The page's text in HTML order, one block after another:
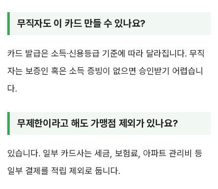
무직자도 이 카드 만들 수 있나요?
카드 발급은 소득·신용등급 기준에 따라 달라집니다. 무직
자는 보증인 혹은 소득 증빙이 없으면 승인받기 어렵습니
다.
무제한이라고 해도 가맹점 제외가 있나요?
있습니다. 일부 카드사는 세금, 보험료, 아파트 관리비 등
일부 결제를 적립 제외로 둡니다.